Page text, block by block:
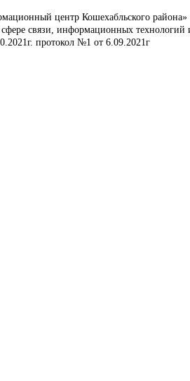
центр Кошехабльского района»
связи, информационных
протокол №1 от 6.09.2021г